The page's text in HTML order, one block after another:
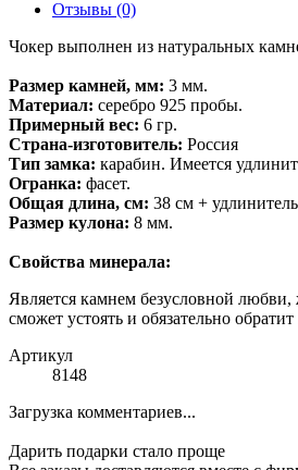
Отзывы (0)
Чокер выполнен из натуральных
Размер камней, мм: 3 мм.
Материал: серебро 925 пробы.
Примерный вес: 6 гр.
Страна-изготовитель: Россия
Тип замка: карабин. Имеется
Огранка: фасет.
Общая длина, см: 38 см +
Размер кулона: 8 мм.
Свойства минерала:
Является камнем безусловной
сможет устоять и обязательно
Артикул
8148
Загрузка комментариев...
Дарить подарки стало проще